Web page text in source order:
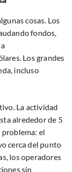
cosas. Los
fondos,
Los grandes
incluso
La actividad
alrededor de 5
el
cerca del punto
los operadores
sin